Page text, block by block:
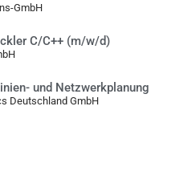
GmbH
C/C++ (m/w/d)
und Netzwerkplanung
Deutschland GmbH